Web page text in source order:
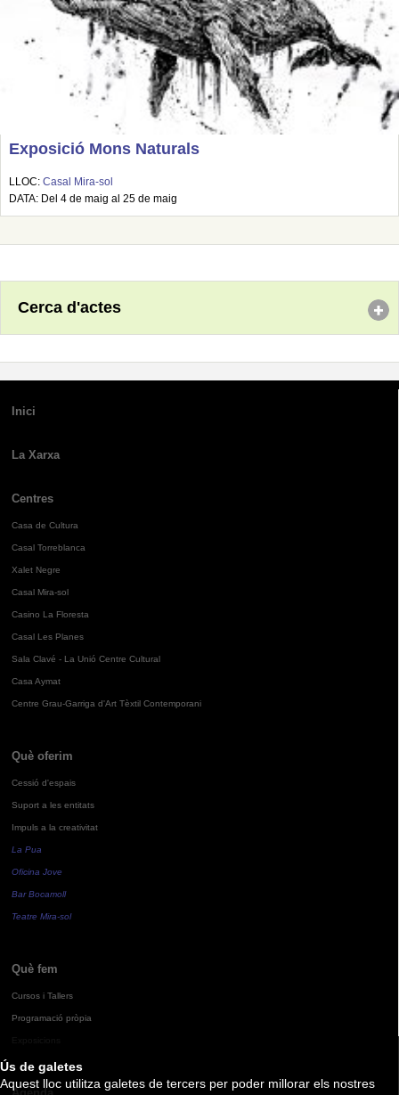
Ús de galetes
Aquest lloc utilitza galetes de tercers per poder millorar els nostres
Exposició Mons Naturals
LLOC: Casal Mira-sol
DATA: Del 4 de maig al 25 de maig
Cerca d'actes
Inici
La Xarxa
Centres
Casa de Cultura
Casal Torreblanca
Xalet Negre
Casal Mira-sol
Casino La Floresta
Casal Les Planes
Sala Clavé - La Unió Centre Cultural
Casa Aymat
Centre Grau-Garriga d'Art Tèxtil Contemporani
Què oferim
Cessió d'espais
Suport a les entitats
Impuls a la creativitat
La Pua
Oficina Jove
Bar Bocamoll
Teatre Mira-sol
Què fem
Cursos i Tallers
Programació pròpia